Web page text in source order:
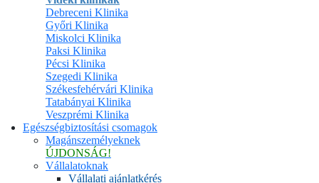
Debreceni Klinika
Győri Klinika
Miskolci Klinika
Paksi Klinika
Pécsi Klinika
Szegedi Klinika
Székesfehérvári Klinika
Tatabányai Klinika
Veszprémi Klinika
Egészségbiztosítási csomagok
Magánszemélyeknek
ÚJDONSÁG!
Vállalatoknak
Vállalati ajánlatkérés